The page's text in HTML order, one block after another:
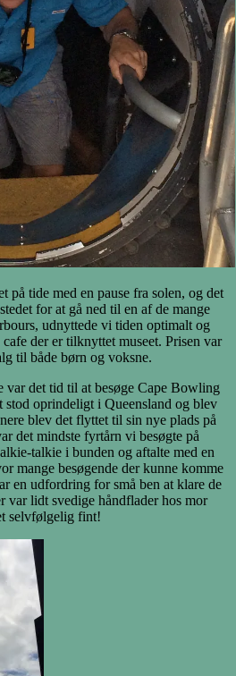
på tide med en pause fra solen, og det
for at gå ned til en af de mange
udnyttede vi tiden optimalt og
der er tilknyttet museet. Prisen var
til både børn og voksne.
var det tid til at besøge Cape Bowling
stod oprindeligt i Queensland og blev
blev det flyttet til sin nye plads på
det mindste fyrtårn vi besøgte på
talkie i bunden og aftalte med en
mange besøgende der kunne komme
en udfordring for små ben at klare de
var lidt svedige håndflader hos mor
selvfølgelig fint!